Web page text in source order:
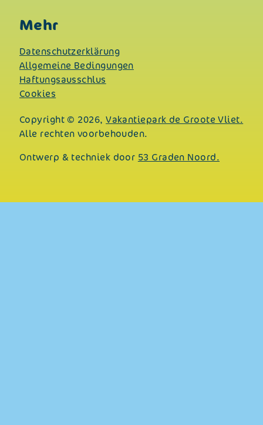
Mehr
Datenschutzerklärung
Allgemeine Bedingungen
Haftungsausschlus
Cookies
Copyright © 2026,Vakantiepark de Groote Vliet.
Alle rechten voorbehouden.
Ontwerp & techniek door 53 Graden Noord.